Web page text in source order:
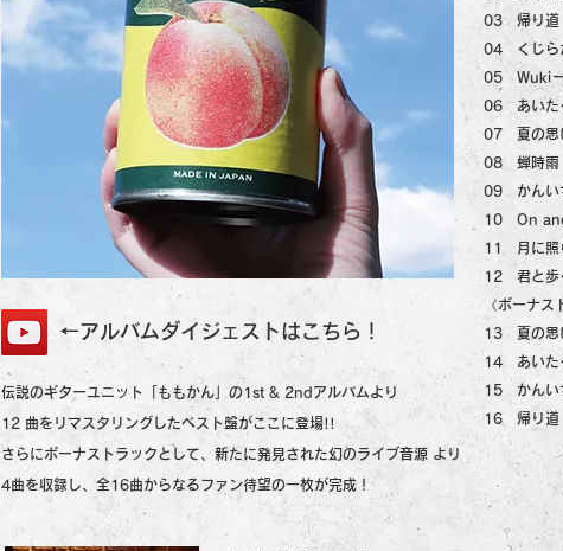
伝説のギターユニット「ももかん」の1st & 2ndアルバムより
12 曲をリマスタリングしたベスト盤がここに登場!!
さらにボーナストラックとして、新たに発見された幻のライブ音源 より
4曲を収録し、全16曲からなるファン待望の一枚が完成！
03 帰り道
04 くじら
05 Wuki－
06 あいた
07 夏の思
08 蝉時雨
09 かんい
10 On and
11 月に照
12 君と歩
《ボーナ
13 夏の思
14 あいた
15 かんい
16 帰り道
←アルバムダイジェストはこちら！